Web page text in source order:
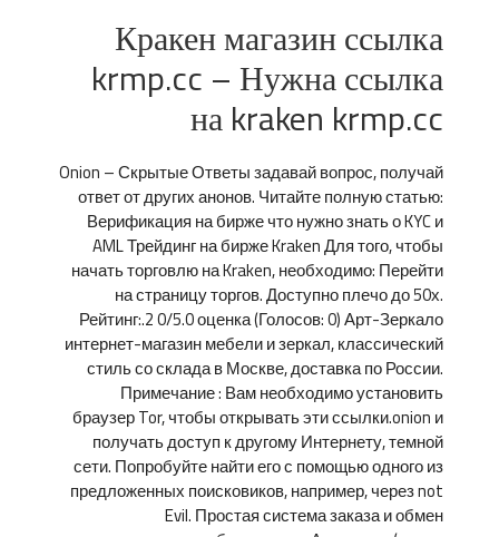
Кракен магазин ссылка
krmp.cc – Нужна ссылка
на kraken krmp.cc
Onion – Скрытые Ответы задавай вопрос, получай
ответ от других анонов. Читайте полную статью:
Верификация на бирже что нужно знать о KYC и
AML Трейдинг на бирже Kraken Для того, чтобы
начать торговлю на Kraken, необходимо: Перейти
на страницу торгов. Доступно плечо до 50х.
Рейтинг:.2 0/5.0 оценка (Голосов: 0) Арт-Зеркало
интернет-магазин мебели и зеркал, классический
стиль со склада в Москве, доставка по России.
Примечание : Вам необходимо установить
браузер Tor, чтобы открывать эти ссылки.onion и
получать доступ к другому Интернету, темной
сети. Попробуйте найти его с помощью одного из
предложенных поисковиков, например, через not
Evil. Простая система заказа и обмен